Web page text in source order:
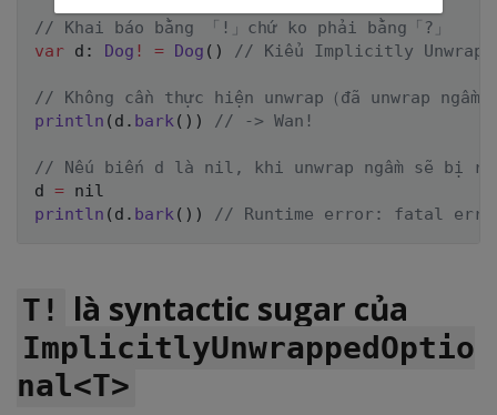
// Khai báo bằng 「!」chứ ko phải bằng「?」
var d : Dog ! = Dog ( ) // Kiểu Implicitly
// Không cần thực hiện unwrap（đã unwrap ngầm）
println ( d . bark( ) ) // -> Wan!
// Nếu biến d là nil, khi unwrap ngầm sẽ bị
d = nil
println ( d . bark( ) ) // Runtime error: fatal
T! là syntactic sugar của
ImplicitlyUnwrappedOptio
nal<T>